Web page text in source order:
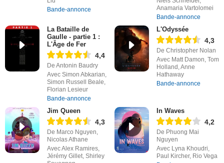
Bande-annonce
Anamaria Vartolomei
Bande-annonce
La Bataille de
Gaulle - partie 1 :
L'Âge de Fer
4,4
De Antonin Baudry
Avec Simon Abkarian,
Simon Russell Beale,
Florian Lesieur
Bande-annonce
L'Odyssée
4,3
De Christopher Nolan
Avec Matt Damon, Tom
Holland, Anne
Hathaway
Bande-annonce
Jim Queen
4,3
De Marco Nguyen,
Nicolas Athane
Avec Alex Ramires,
Jérémy Gillet, Shirley
In Waves
4,2
De Phuong Mai
Nguyen
Avec Lyna Khoudri,
Paul Kircher, Rio Vega